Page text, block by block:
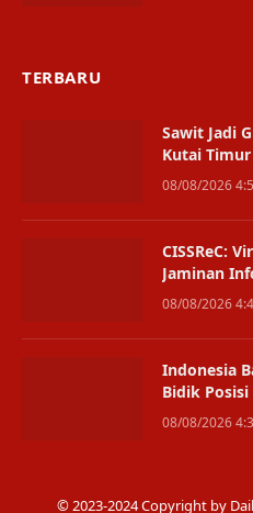
TERBARU
Sawit Jadi
Kutai Timur
08/08/2026
CISSReC:
Jaminan
08/08/2026
Indonesia
Bidik
Tenggara
08/08/2026
© 2023-2024 Copyright by